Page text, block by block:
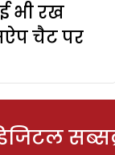
भी रख
चैट पर